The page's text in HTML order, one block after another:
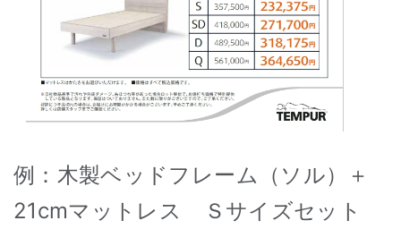
例：木製ベッドフレーム（ソル）＋
21cmマットレス Ｓサイズセット